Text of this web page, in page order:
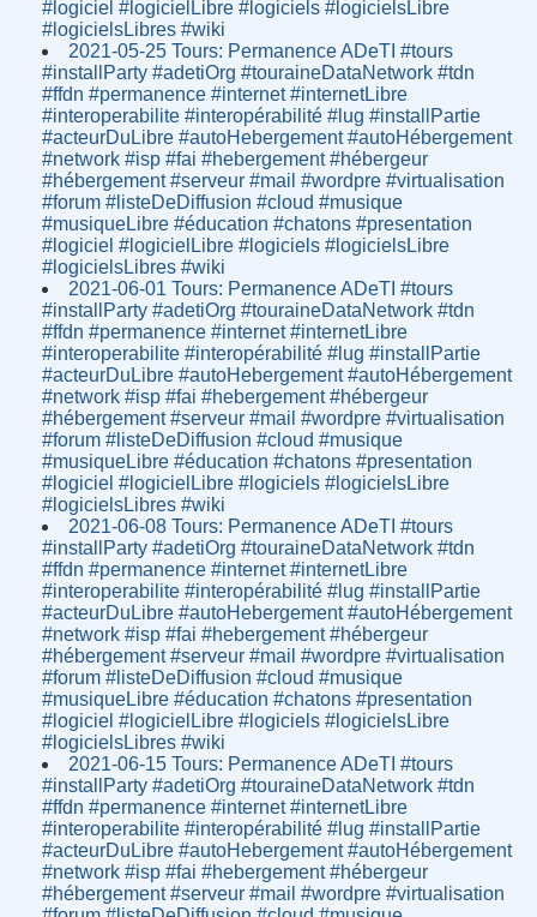
#logiciel #logicielLibre #logiciels #logicielsLibre
#logicielsLibres #wiki
2021-05-25 Tours: Permanence ADeTI #tours
#installParty #adetiOrg #touraineDataNetwork #tdn
#ffdn #permanence #internet #internetLibre
#interoperabilite #interopérabilité #lug #installPartie
#acteurDuLibre #autoHebergement #autoHébergement
#network #isp #fai #hebergement #hébergeur
#hébergement #serveur #mail #wordpre #virtualisation
#forum #listeDeDiffusion #cloud #musique
#musiqueLibre #éducation #chatons #presentation
#logiciel #logicielLibre #logiciels #logicielsLibre
#logicielsLibres #wiki
2021-06-01 Tours: Permanence ADeTI #tours
#installParty #adetiOrg #touraineDataNetwork #tdn
#ffdn #permanence #internet #internetLibre
#interoperabilite #interopérabilité #lug #installPartie
#acteurDuLibre #autoHebergement #autoHébergement
#network #isp #fai #hebergement #hébergeur
#hébergement #serveur #mail #wordpre #virtualisation
#forum #listeDeDiffusion #cloud #musique
#musiqueLibre #éducation #chatons #presentation
#logiciel #logicielLibre #logiciels #logicielsLibre
#logicielsLibres #wiki
2021-06-08 Tours: Permanence ADeTI #tours
#installParty #adetiOrg #touraineDataNetwork #tdn
#ffdn #permanence #internet #internetLibre
#interoperabilite #interopérabilité #lug #installPartie
#acteurDuLibre #autoHebergement #autoHébergement
#network #isp #fai #hebergement #hébergeur
#hébergement #serveur #mail #wordpre #virtualisation
#forum #listeDeDiffusion #cloud #musique
#musiqueLibre #éducation #chatons #presentation
#logiciel #logicielLibre #logiciels #logicielsLibre
#logicielsLibres #wiki
2021-06-15 Tours: Permanence ADeTI #tours
#installParty #adetiOrg #touraineDataNetwork #tdn
#ffdn #permanence #internet #internetLibre
#interoperabilite #interopérabilité #lug #installPartie
#acteurDuLibre #autoHebergement #autoHébergement
#network #isp #fai #hebergement #hébergeur
#hébergement #serveur #mail #wordpre #virtualisation